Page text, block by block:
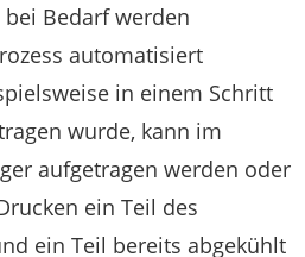
Bedarf werden
automatisiert
in einem Schritt
wurde, kann im
aufgetragen werden oder
ein Teil des
ein Teil bereits abgekühlt